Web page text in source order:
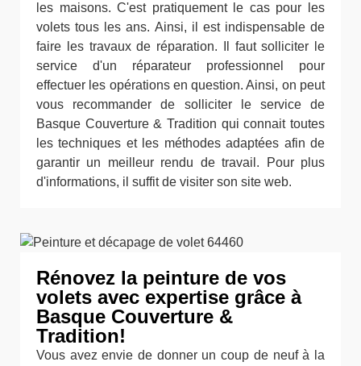
les maisons. C'est pratiquement le cas pour les
volets tous les ans. Ainsi, il est indispensable de
faire les travaux de réparation. Il faut solliciter le
service d'un réparateur professionnel pour
effectuer les opérations en question. Ainsi, on peut
vous recommander de solliciter le service de
Basque Couverture & Tradition qui connait toutes
les techniques et les méthodes adaptées afin de
garantir un meilleur rendu de travail. Pour plus
d'informations, il suffit de visiter son site web.
Rénovez la peinture de vos
volets avec expertise grâce à
Basque Couverture &
Tradition!
Vous avez envie de donner un coup de neuf à la